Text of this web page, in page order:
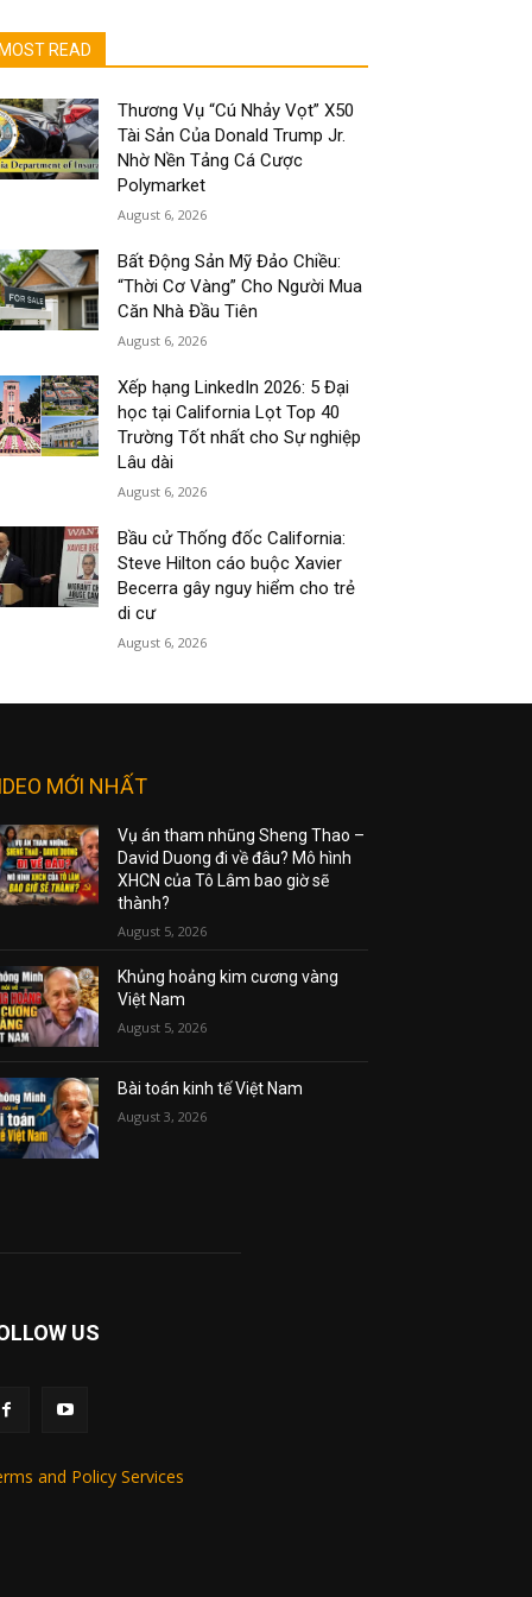
MOST READ
Thương Vụ “Cú Nhảy Vọt” X50
Tài Sản Của Donald Trump Jr.
Nhờ Nền Tảng Cá Cược
Polymarket
August 6, 2026
Bất Động Sản Mỹ Đảo Chiều:
“Thời Cơ Vàng” Cho Người Mua
Căn Nhà Đầu Tiên
August 6, 2026
Xếp hạng LinkedIn 2026: 5 Đại
học tại California Lọt Top 40
Trường Tốt nhất cho Sự nghiệp
Lâu dài
August 6, 2026
Bầu cử Thống đốc California:
Steve Hilton cáo buộc Xavier
Becerra gây nguy hiểm cho trẻ
di cư
August 6, 2026
MỚI NHẤT
Vụ án tham nhũng Sheng Thao –
David Duong đi về đâu? Mô hình
XHCN của Tô Lâm bao giờ sẽ
thành?
August 5, 2026
Khủng hoảng kim cương vàng
Việt Nam
August 5, 2026
Bài toán kinh tế Việt Nam
August 3, 2026
US
and Policy Services